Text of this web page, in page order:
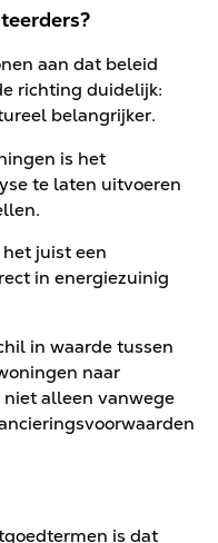
aan dat beleid
richting duidelijk:
belangrijker.
is het
te laten uitvoeren
juist een
in energiezuinig
in waarde tussen
naar
alleen vanwege
is dat